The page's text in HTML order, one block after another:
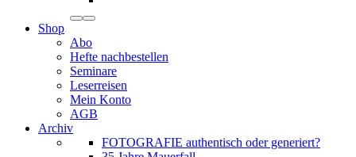
Shop
Abo
Hefte nachbestellen
Seminare
Leserreisen
Mein Konto
AGB
Archiv
FOTOGRAFIE authentisch oder generiert?